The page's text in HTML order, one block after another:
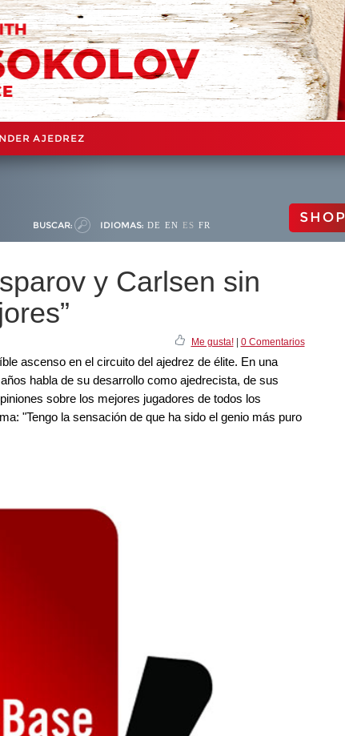
AJEDREZ
BUSCAR: IDIOMAS: DE EN ES FR SHOP
y Carlsen sin
Me gusta!| 0 Comentarios
ascenso en el circuito del ajedrez de élite. En una
habla de su desarrollo como ajedrecista, de sus
sobre los mejores jugadores de todos los
"Tengo la sensación de que ha sido el genio más puro